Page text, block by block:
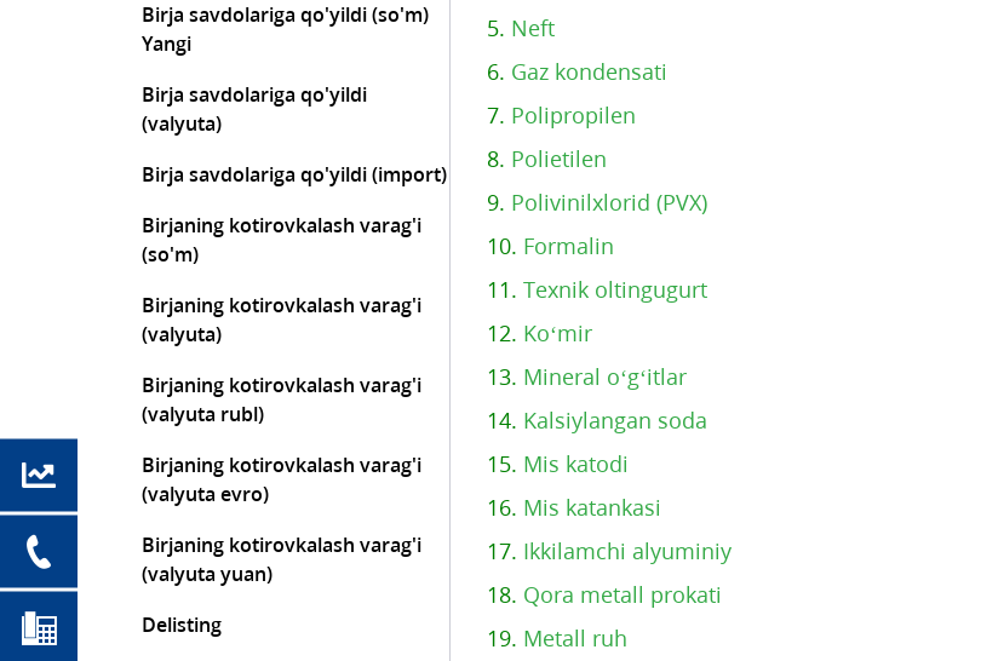
Birja savdolariga qo'yildi (so'm)
Yangi
Birja savdolariga qo'yildi
(valyuta)
Birja savdolariga qo'yildi (import)
Birjaning kotirovkalash varag'i
(so'm)
Birjaning kotirovkalash varag'i
(valyuta)
Birjaning kotirovkalash varag'i
(valyuta rubl)
Birjaning kotirovkalash varag'i
(valyuta evro)
Birjaning kotirovkalash varag'i
(valyuta yuan)
Delisting
5. Neft
6. Gaz kondensati
7. Polipropilen
8. Polietilen
9. Polivinilxlorid (PVX)
10. Formalin
11. Texnik oltingugurt
12. Ko‘mir
13. Mineral o‘g‘itlar
14. Kalsiylangan soda
15. Mis katodi
16. Mis katankasi
17. Ikkilamchi alyuminiy
18. Qora metall prokati
19. Metall ruh